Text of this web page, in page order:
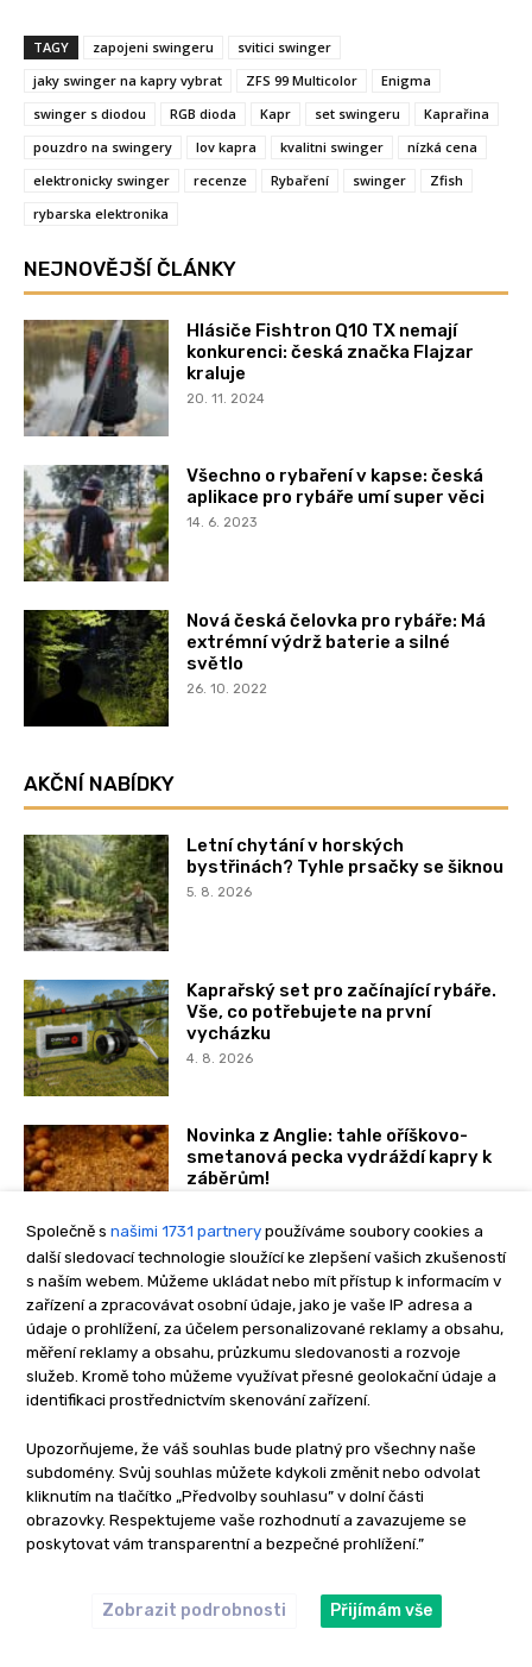
TAGY zapojeni swingeru
svitici swinger
jaky swinger na kapry vybrat
ZFS 99 Multicolor
Enigma
swinger s diodou
RGB dioda Kapr set swingeru
Kaprařina
pouzdro na swingery
lov kapra kvalitni swinger
nízká cena
elektronicky swinger
recenze Rybaření swinger
Zfish
rybarska elektronika
NEJNOVĚJŠÍ ČLÁNKY
Hlásiče Fishtron Q10 TX nemají
konkurenci: česká značka Flajzar
kraluje
20. 11. 2024
Všechno o rybaření v kapse: česká
aplikace pro rybáře umí super věci
14. 6. 2023
Nová česká čelovka pro rybáře: Má
extrémní výdrž baterie a silné
světlo
26. 10. 2022
AKČNÍ NABÍDKY
Letní chytání v horských
bystřinách? Tyhle prsačky se šiknou
5. 8. 2026
Kaprařský set pro začínající rybáře.
Vše, co potřebujete na první
vycházku
4. 8. 2026
Novinka z Anglie: tahle oříškovo-
smetanová pecka vydráždí kapry k
záběrům!
NEJNOVĚJŠÍ TECHNIKY
Lov kaprů v zarostlých revírech:
džungle!
Novinky 5. 8. 2026
Lov kaprů na bahně: jak se vyhnout
životního kapra?
Novinky 26. 7. 2026
Společně s našimi 1731 partnery používáme soubory cookies a
další sledovací technologie sloužící ke zlepšení vašich zkušeností
s naším webem. Můžeme ukládat nebo mít přístup k informacím v
zařízení a zpracovávat osobní údaje, jako je vaše IP adresa a
údaje o prohlížení, za účelem personalizované reklamy a obsahu,
měření reklamy a obsahu, průzkumu sledovanosti a rozvoje
služeb. Kromě toho můžeme využívat přesné geolokační údaje a
identifikaci prostřednictvím skenování zařízení.
Upozorňujeme, že váš souhlas bude platný pro všechny naše
subdomény. Svůj souhlas můžete kdykoli změnit nebo odvolat
kliknutím na tlačítko „Předvolby souhlasu” v dolní části
obrazovky. Respektujeme vaše rozhodnutí a zavazujeme se
poskytovat vám transparentní a bezpečné prohlížení.”
Zobrazit podrobnosti Přijímám vše